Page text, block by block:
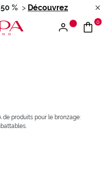
% > Découvrez
0
de produits pour le bronzage: